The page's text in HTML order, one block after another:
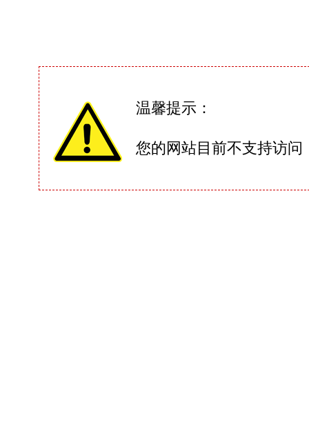
温馨提示：
您的网站目前不支持访